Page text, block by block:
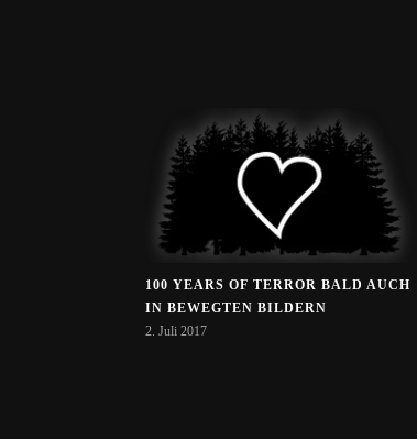
100 YEARS OF TERROR BALD AUCH
IN BEWEGTEN BILDERN
2. Juli 2017